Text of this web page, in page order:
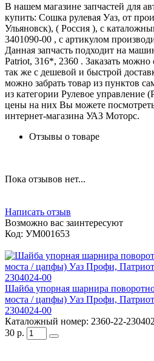
В нашем магазине запчастей для
купить: Сошка рулевая Уаз, от
Ульяновск), ( Россия ), с
3401090-00 , с артикулом
Данная запчасть подходит на
Patriot, 316*, 2360 . Заказать можно
так же с дешевой и быстрой
можно забрать товар из пунктов
из категории Рулевое управление
цены на них Вы можете
интернет-магазина УАЗ Моторс.
Отзывы о товаре
Пока отзывов нет...
Написать отзыв
Возможно вас заинтересуют
Код: УМ001653
Шайба упорная шарнира
моста / цапфы) Уаз Профи,
2304024-00
Каталожный номер: 2360-22-
30 р.